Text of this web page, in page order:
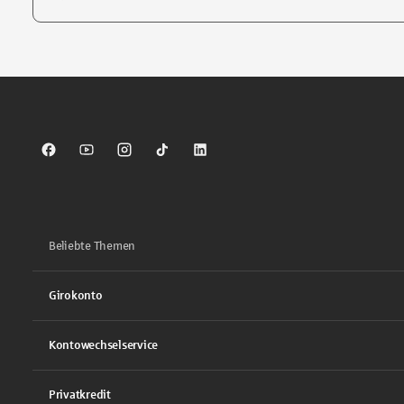
Sparkasse auf Facebook
Sparkasse auf Youtube
Sparkasse auf Instagram
Sparkasse auf TikTok
Sparkasse auf LinkedIn
Beliebte Themen
Girokonto
Kontowechselservice
Privatkredit